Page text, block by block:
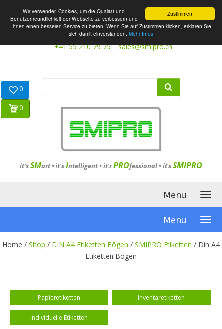
Zustimmen
Wir verwenden Cookies, um die Qualität und
Benutzerfreundlichkeit der Webseite zu verbessern und
Ihnen einen besseren Service zu bieten. Wenn Sie auf Zustimmen klicken, erklären Sie
sich damit einverstanden. Mehr Infos
+41 55 210 79 75 sales@smipro.ch
it'sSMart •it'sIntelligent•it'sPROfessional •it'sSMIPRO
0
0
Menu
Menu
Home / Shop / DIN A4 Etiketten Bögen / SMIPRO Etiketten / Din A4
Etiketten Bögen
Papieretiketten Inventaretiketten
Individuelle Etiketten